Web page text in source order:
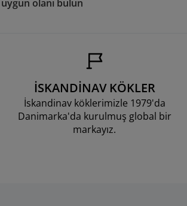
uygun olanı bulun
İSKANDİNAV KÖKLER
İskandinav köklerimizle 1979'da
Danimarka'da kurulmuş global bir
markayız.